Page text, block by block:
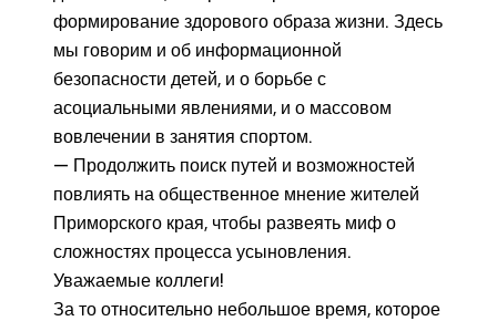
формирование здорового образа жизни. Здесь
мы говорим и об информационной
безопасности детей, и о борьбе с
асоциальными явлениями, и о массовом
вовлечении в занятия спортом.
— Продолжить поиск путей и возможностей
повлиять на общественное мнение жителей
Приморского края, чтобы развеять миф о
сложностях процесса усыновления.
Уважаемые коллеги!
За то относительно небольшое время, которое